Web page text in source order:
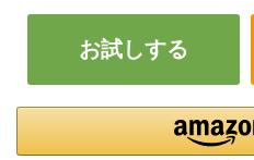
お試しする